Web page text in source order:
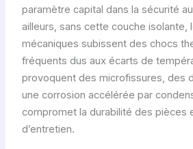
paramètre capital dans la sécurité
ailleurs, sans cette couche isolante,
mécaniques subissent des chocs
fréquents dus aux écarts de
provoquent des microfissures, des
une corrosion accélérée par
compromet la durabilité des pièces
d’entretien.